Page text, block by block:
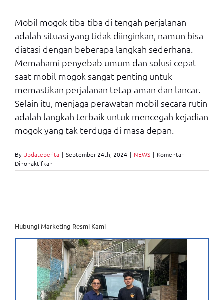
Mobil mogok tiba-tiba di tengah perjalanan
adalah situasi yang tidak diinginkan, namun bisa
diatasi dengan beberapa langkah sederhana.
Memahami penyebab umum dan solusi cepat
saat mobil mogok sangat penting untuk
memastikan perjalanan tetap aman dan lancar.
Selain itu, menjaga perawatan mobil secara rutin
adalah langkah terbaik untuk mencegah kejadian
mogok yang tak terduga di masa depan.
By Updateberita | September 24th, 2024 | NEWS | Komentar
Dinonaktifkan
Solusi
di
Perjalanan
Hubungi Marketing Resmi Kami